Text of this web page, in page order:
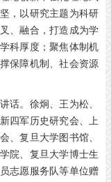
，以研究主题为科研
、融合，打造成为学
科厚度；聚焦体制机
保障机制、社会资源
话。徐炯、王为松、
四军历史研究会、上
、复旦大学图书馆、
院、复旦大学博士生
志愿服务队等单位赠